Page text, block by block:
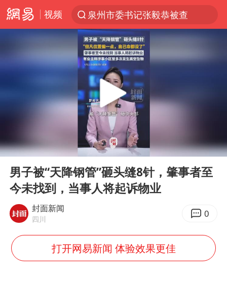
视频
泉州市委书记张毅恭被查
“电影+”如何激发千亿级消费新活力？
秋天的第一杯奶茶到底有多火
四川宜宾高县4.9级地震致1死
东航：国内客票提前14天免费退改
美股存储板块集体大跌
胡彦斌韩磊 谁帮谁
我国外贸延续良好增长态势
Play
00:00 00:39
男子被“天降钢管”砸头缝8针，肇事者至
今未找到，当事人将起诉物业
封面新闻
四川 0
打开网易新闻 体验效果更佳